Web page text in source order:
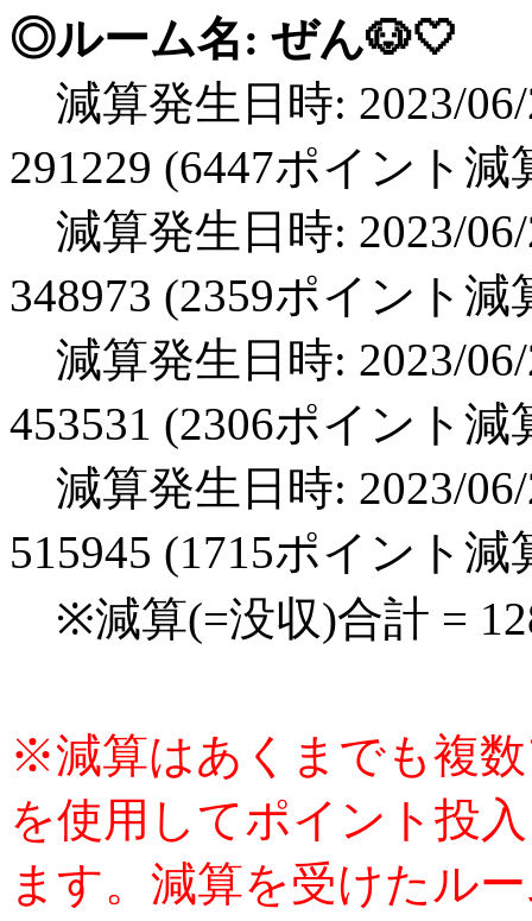
◎ルーム名: ぜん🐶🤍
減算発生日時: 2023/
291229 (6447ポイント減
減算発生日時: 2023/
348973 (2359ポイント減
減算発生日時: 2023/
453531 (2306ポイント減
減算発生日時: 2023/
515945 (1715ポイント減
※減算(=没収)合計 =
※減算はあくまでも複
を使用してポイント投
ます。減算を受けたル